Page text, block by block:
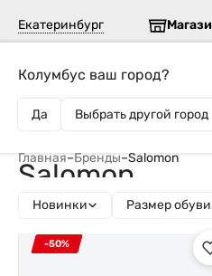
Екатеринбург
Колумбус ваш город?
Да Выбрать другой город
Главная–Бренды–Salomon
Salomon
Новинки Размер обуви
-50%